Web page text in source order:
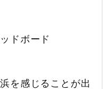
ドボード
を感じることが出